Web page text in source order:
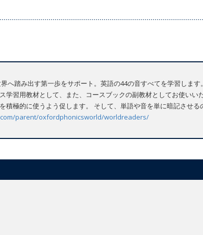
へ踏み出す第一歩をサポート。英語の44の音すべてを学習しま
学習用教材として、また、コースブックの副教材としてお使いい
積極的に使うよう促します。 そして、単語や音を単に暗記させ
parent/oxfordphonicsworld/worldreaders/